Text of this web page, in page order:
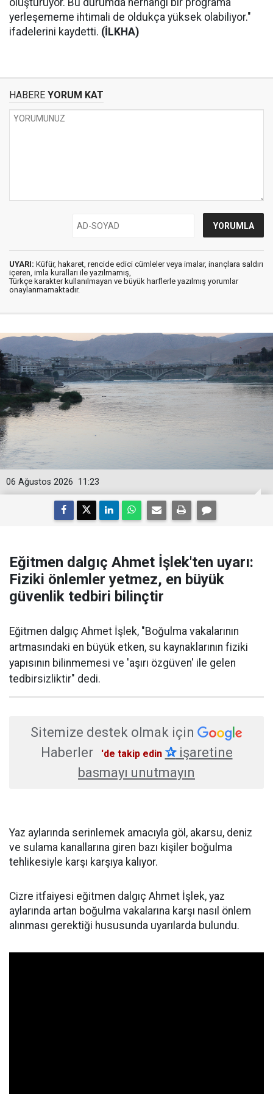
oluşturuyor. Bu durumda herhangi bir programa
yerleşememe ihtimali de oldukça yüksek olabiliyor."
ifadelerini kaydetti. (İLKHA)
HABERE YORUM KAT
UYARI: Küfür, hakaret, rencide edici cümleler veya imalar, inançlara saldırı
içeren, imla kuralları ile yazılmamış,
Türkçe karakter kullanılmayan ve büyük harflerle yazılmış yorumlar
onaylanmamaktadır.
11:23
06 Ağustos 2026
Eğitmen dalgıç Ahmet İşlek'ten uyarı:
Fiziki önlemler yetmez, en büyük
güvenlik tedbiri bilinçtir
Eğitmen dalgıç Ahmet İşlek, "Boğulma vakalarının
artmasındaki en büyük etken, su kaynaklarının fiziki
yapısının bilinmemesi ve 'aşırı özgüven' ile gelen
tedbirsizliktir" dedi.
Sitemize destek olmak için
Haberler
'de takip edin ✰işaretine
basmayı unutmayın
Yaz aylarında serinlemek amacıyla göl, akarsu, deniz
ve sulama kanallarına giren bazı kişiler boğulma
tehlikesiyle karşı karşıya kalıyor.
Cizre itfaiyesi eğitmen dalgıç Ahmet İşlek, yaz
aylarında artan boğulma vakalarına karşı nasıl önlem
alınması gerektiği hususunda uyarılarda bulundu.